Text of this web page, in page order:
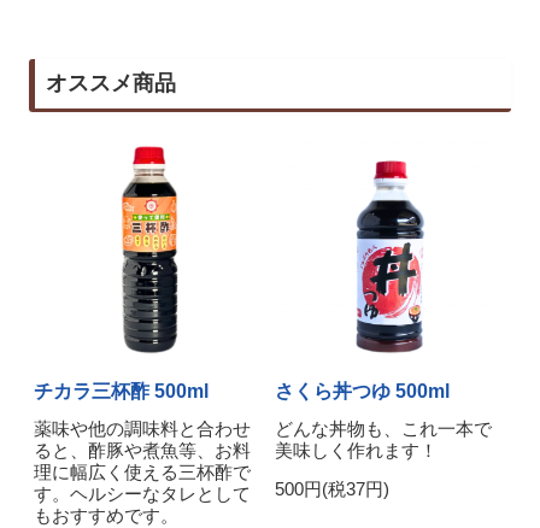
オススメ商品
チカラ三杯酢 500ml
薬味や他の調味料と合わせ
ると、酢豚や煮魚等、お料
理に幅広く使える三杯酢で
す。ヘルシーなタレとして
もおすすめです。
さくら丼つゆ 500ml
どんな丼物も、これ一本で
美味しく作れます！
500円(税37円)